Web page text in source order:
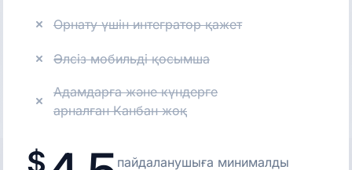
Орнату үшін интегратор қажет
Әлсіз мобильді қосымша
Адамдарға және күндерге
арналған Канбан жоқ
пайдаланушыға минималды